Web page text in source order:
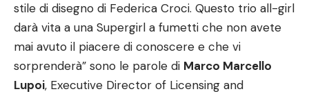
stile di disegno di Federica Croci. Questo trio all-girl
darà vita a una Supergirl a fumetti che non avete
mai avuto il piacere di conoscere e che vi
sorprenderà” sono le parole di Marco Marcello
Lupoi, Executive Director of Licensing and